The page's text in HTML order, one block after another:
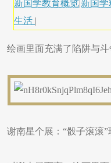
新国学教育概览|新国学
生活 |
绘画里面充满了陷阱与
谢南星个展：“骰子滚滚